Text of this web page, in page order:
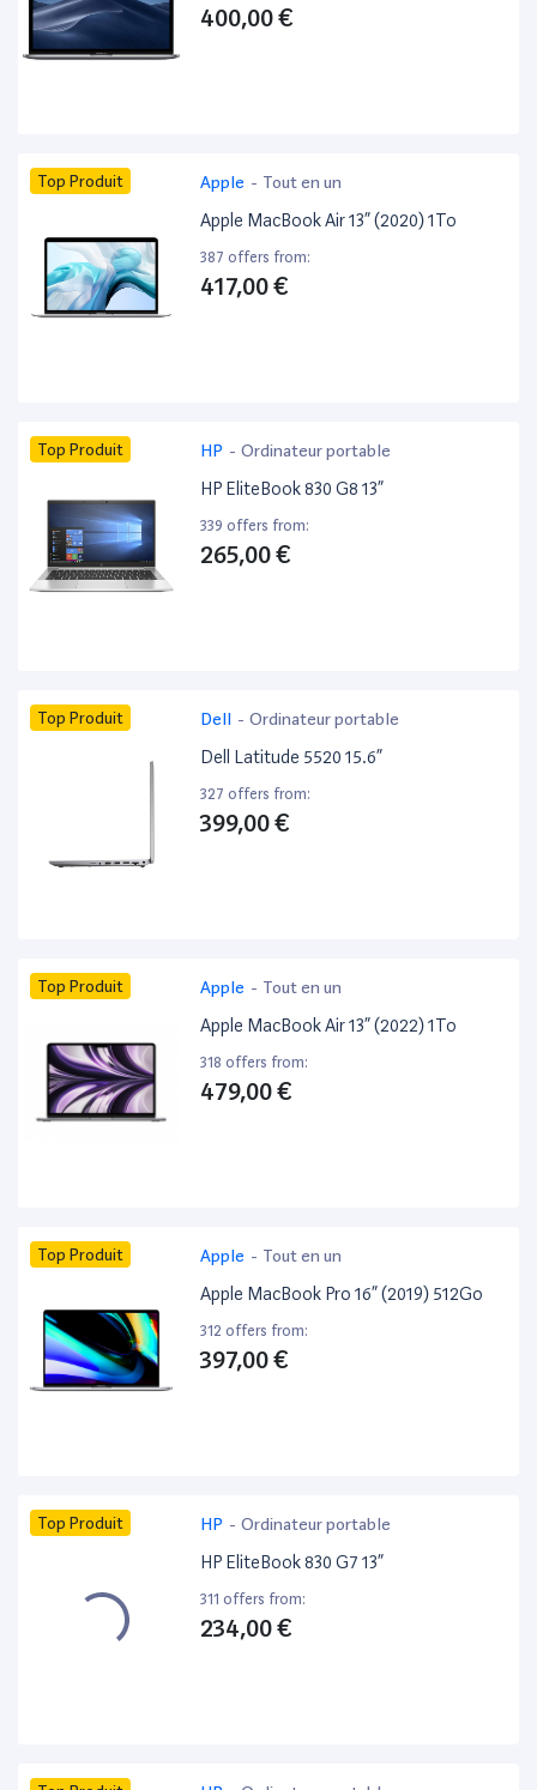
400,00 €
Top Produit Apple - Tout en un
Apple MacBook Air 13” (2020) 1To
387 offers from:
417,00 €
Top Produit HP - Ordinateur portable
HP EliteBook 830 G8 13”
339 offers from:
265,00 €
Top Produit Dell - Ordinateur portable
Dell Latitude 5520 15.6”
327 offers from:
399,00 €
Top Produit Apple - Tout en un
Apple MacBook Air 13” (2022) 1To
318 offers from:
479,00 €
Top Produit Apple - Tout en un
Apple MacBook Pro 16” (2019) 512Go
312 offers from:
397,00 €
Top Produit HP - Ordinateur portable
HP EliteBook 830 G7 13”
311 offers from:
234,00 €